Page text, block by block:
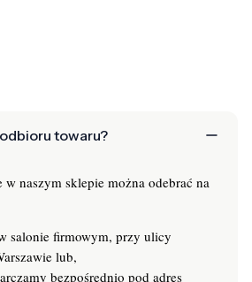
towaru?
naszym sklepie można odebrać na
salonie firmowym, przy ulicy
lub,
bezpośrednio pod adres